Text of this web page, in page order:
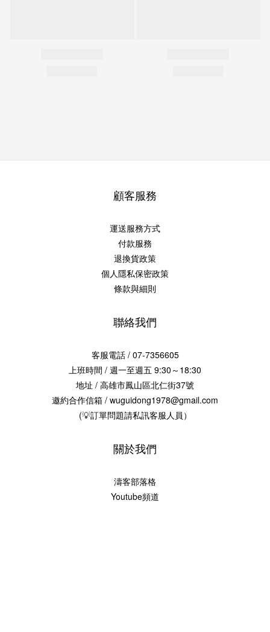
顧客服務
運送服務方式
付款服務
退換貨政策
個人隱私保密政策
條款與細則
聯絡我們
客服電話 / 07-7356605
上班時間 / 週一至週五 9:30～18:30
地址 / 高雄市鳳山區北仁街37號
邀約合作信箱 / wuguidong1978@gmail.com
(💡訂單問題請私訊客服人員）
關於我們
濤客部落格
Youtube頻道